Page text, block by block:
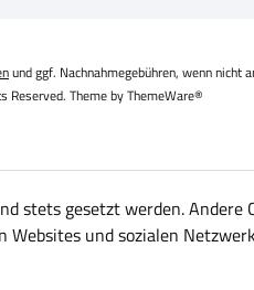
und ggf. Nachnahmegebühren, wenn nicht
Reserved. Theme byThemeWare®
stets gesetzt werden. Andere
und sozialen